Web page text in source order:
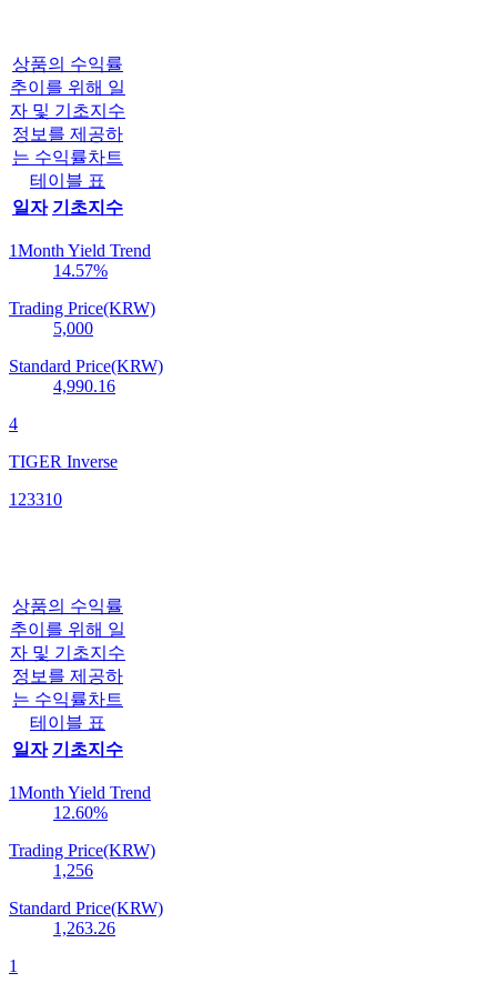
상품의 수익률
추이를 위해 일
자 및 기초지수
정보를 제공하
는 수익률차트
테이블 표
일자 기초지수
1Month Yield Trend
14.57%
Trading Price(KRW)
5,000
Standard Price(KRW)
4,990.16
4
TIGER Inverse
123310
상품의 수익률
추이를 위해 일
자 및 기초지수
정보를 제공하
는 수익률차트
테이블 표
일자 기초지수
1Month Yield Trend
12.60%
Trading Price(KRW)
1,256
Standard Price(KRW)
1,263.26
1